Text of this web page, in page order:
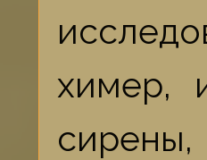
химер,
сирены,